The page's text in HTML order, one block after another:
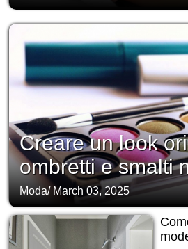
Creare un look
ombretti e smalti
Moda/ March 03, 2025